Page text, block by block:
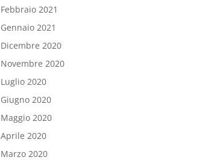
Febbraio 2021
Gennaio 2021
Dicembre 2020
Novembre 2020
Luglio 2020
Giugno 2020
Maggio 2020
Aprile 2020
Marzo 2020